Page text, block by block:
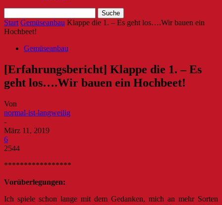
Start Gemüseanbau Klappe die 1. – Es geht los….Wir bauen ein
Hochbeet!
Gemüseanbau
[Erfahrungsbericht] Klappe die 1. – Es
geht los….Wir bauen ein Hochbeet!
Von
normal-ist-langweilig
-
März 11, 2019
6
2544
*****************
Vorüberlegungen:
Ich spiele schon lange mit dem Gedanken, mich an mehr Sorten